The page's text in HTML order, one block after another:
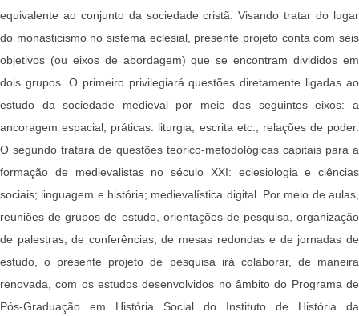
equivalente ao conjunto da sociedade cristã. Visando tratar do lugar
do monasticismo no sistema eclesial, presente projeto conta com seis
objetivos (ou eixos de abordagem) que se encontram divididos em
dois grupos. O primeiro privilegiará questões diretamente ligadas ao
estudo da sociedade medieval por meio dos seguintes eixos: a
ancoragem espacial; práticas: liturgia, escrita etc.; relações de poder.
O segundo tratará de questões teórico-metodológicas capitais para a
formação de medievalistas no século XXI: eclesiologia e ciências
sociais; linguagem e história; medievalística digital. Por meio de aulas,
reuniões de grupos de estudo, orientações de pesquisa, organização
de palestras, de conferências, de mesas redondas e de jornadas de
estudo, o presente projeto de pesquisa irá colaborar, de maneira
renovada, com os estudos desenvolvidos no âmbito do Programa de
Pós-Graduação em História Social do Instituto de História da